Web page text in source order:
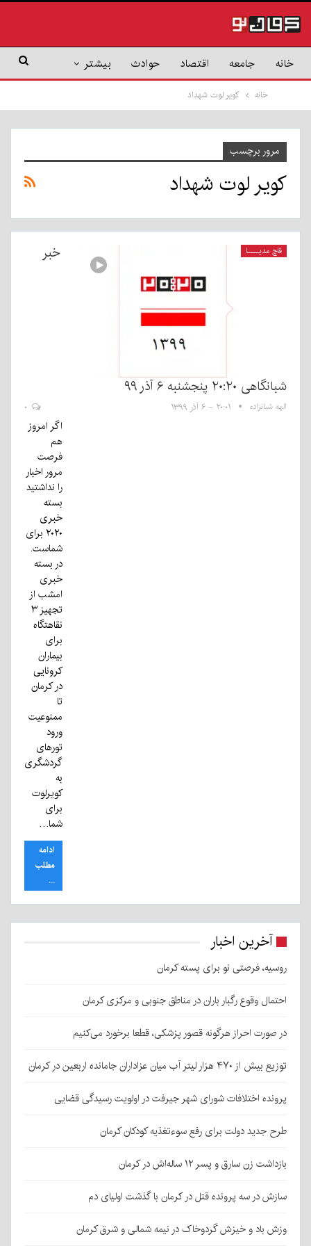
خانه جامعه اقتصاد حوادث بیشتر
خانه کویر لوت شهداد
مرور برچسب
کویر لوت شهداد
قاچ مدیــــا خبر
شبانگاهی ٢۰:٢٠ پنجشنبه ۶ آذر ۹۹
الهه شبانزاده ۲۰:۰۱ - ۶ آذر ۱۳۹۹
اگر امروز
هم
فرصت
مرور اخبار
را نداشتید
بسته
خبری
۲۰۲۰ برای
شماست.
در بسته
خبری
امشب از
تجهیز ۳
نقاهتگاه
برای
بیماران
کرونایی
در کرمان
تا
ممنوعیت
ورود
تورهای
گردشگری
به
کویرلوت
برای
شما…
ادامه
مطلب
...
آخرین اخبار
روسیه، فرصتی نو برای پسته کرمان
احتمال وقوع رگبار باران در مناطق جنوبی و مرکزی کرمان
در صورت احراز هرگونه قصور پزشکی، قطعا برخورد می‌کنیم
توزیع بیش از ۴۷۰ هزار لیتر آب میان عزاداران جامانده اربعین در کرمان
پرونده اختلافات شورای شهر جیرفت در اولویت رسیدگی قضایی
طرح جدید دولت برای رفع سوءتغذیه کودکان کرمان
بازداشت زن سارق و پسر ۱۲ ساله‌اش در کرمان
سازش در سه پرونده قتل در کرمان با گذشت اولیای دم
وزش باد و خیزش گردوخاک در نیمه شمالی و شرق کرمان